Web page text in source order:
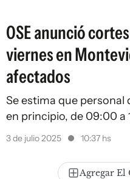
OSE anunció
viernes en
afectados
Se estima que personal
en principio, de 09:00 a
3 de julio 2025 10:37 hs
Agregar El